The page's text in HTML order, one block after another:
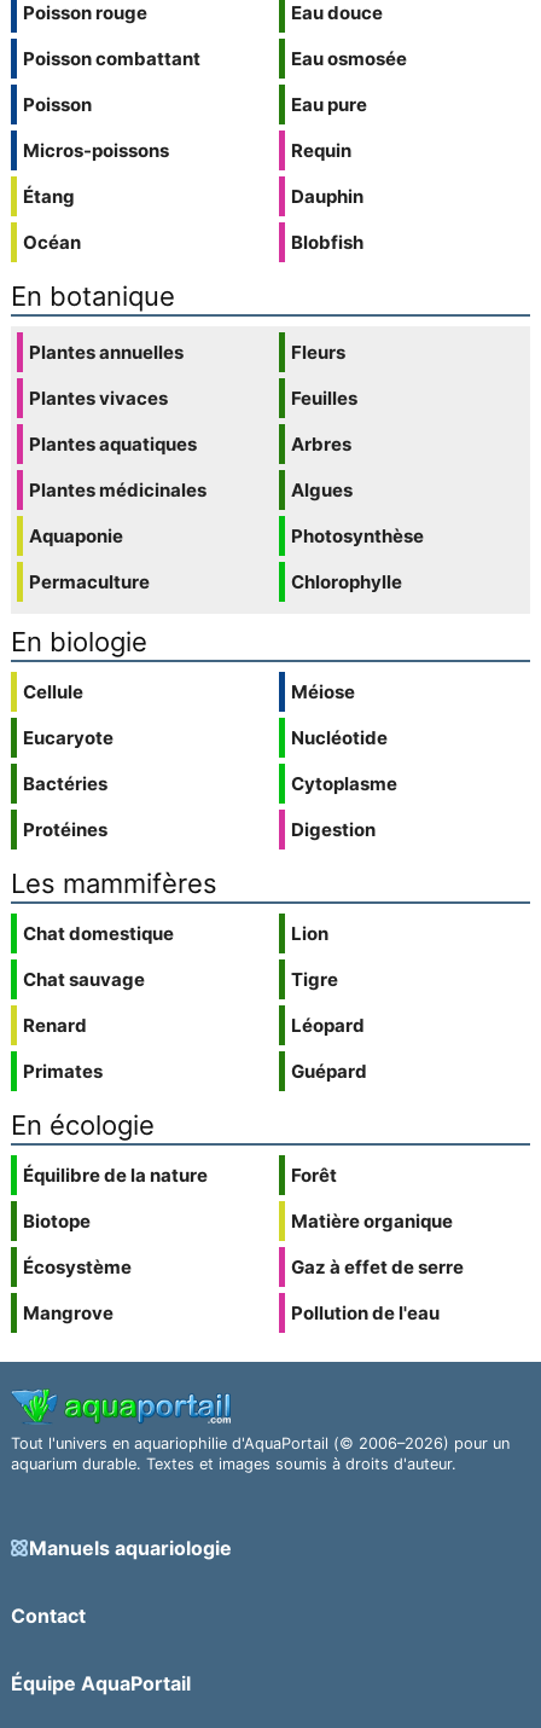
Poisson rouge
Poisson combattant
Poisson
Micros-poissons
Étang
Océan
Eau douce
Eau osmosée
Eau pure
Requin
Dauphin
Blobfish
En botanique
Plantes annuelles
Plantes vivaces
Plantes aquatiques
Plantes médicinales
Aquaponie
Permaculture
Fleurs
Feuilles
Arbres
Algues
Photosynthèse
Chlorophylle
En biologie
Cellule
Eucaryote
Bactéries
Protéines
Méiose
Nucléotide
Cytoplasme
Digestion
Les mammifères
Chat domestique
Chat sauvage
Renard
Primates
Lion
Tigre
Léopard
Guépard
En écologie
Équilibre de la nature
Biotope
Écosystème
Mangrove
Forêt
Matière organique
Gaz à effet de serre
Pollution de l'eau
Tout l'univers en aquariophilie d'AquaPortail (© 2006–2026) pour un
aquarium durable. Textes et images soumis à droits d'auteur.
Manuels aquariologie
Contact
Équipe AquaPortail